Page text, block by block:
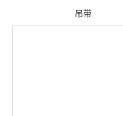
吊带